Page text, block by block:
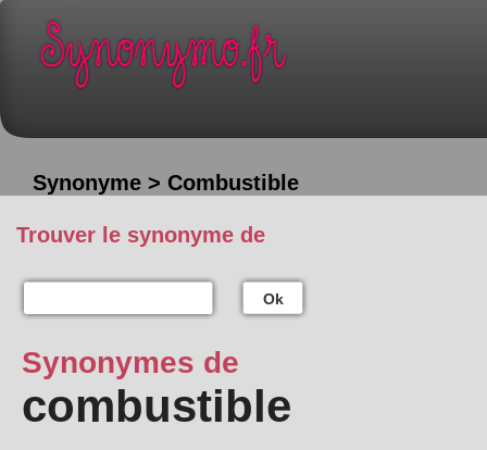
Synonyme > Combustible
Trouver le synonyme de
Ok
Synonymes de
combustible